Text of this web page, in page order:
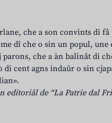
che a son convints di fâ
dî che o sin un popul, une
che a àn balinât di
cent agns indaûr o sin
editoriâl de “La Patrie dal